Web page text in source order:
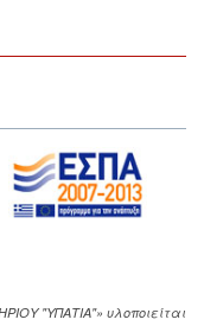
"ΥΠΑΤΙΑ"» υλοποιείται